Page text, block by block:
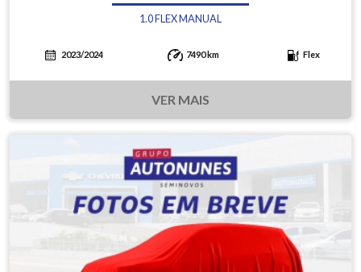
1.0 FLEX MANUAL
2023/2024 7490 km Flex
VER MAIS